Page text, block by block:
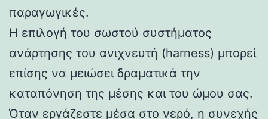
παραγωγικές.
Η επιλογή του σωστού συστήματος
ανάρτησης του ανιχνευτή (harness) μπορεί
επίσης να μειώσει δραματικά την
καταπόνηση της μέσης και του ώμου σας.
Όταν εργάζεστε μέσα στο νερό, η συνεχής